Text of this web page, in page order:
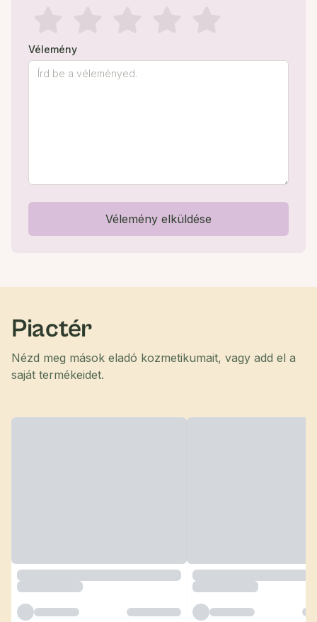
Vélemény
Vélemény elküldése
Piactér
Nézd meg mások eladó kozmetikumait, vagy add el a
saját termékeidet.